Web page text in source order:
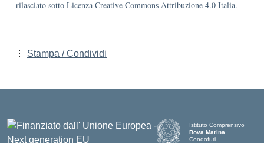
rilasciato sotto Licenza Creative Commons Attribuzione 4.0 Italia.
Stampa / Condividi
Istituto Comprensivo
Bova Marina
Condofuri